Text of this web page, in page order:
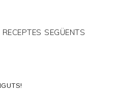
RECEPTES SEGÜENTS